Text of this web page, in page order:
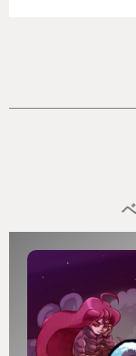
・夏目漱石の四
「マメモミッ！
「優柔不断ッ！
夏目漱石がなぜ
ませんが、細か